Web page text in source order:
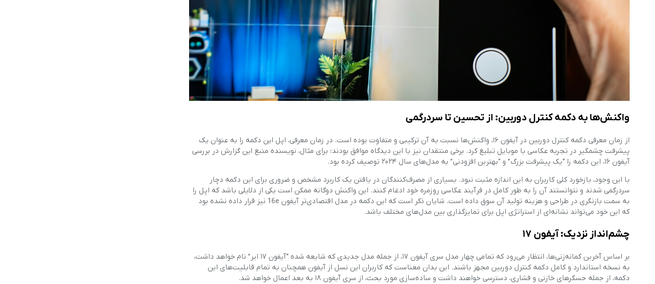
واکنش‌ها به دکمه کنترل دوربین: از تحسین تا سردرگمی
از زمان معرفی دکمه کنترل دوربین در آیفون ۱۶، واکنش‌ها نسبت به آن ترکیبی و متفاوت بوده است. در زمان معرفی، اپل این دکمه را به عنوان یک
پیشرفت چشمگیر در تجربه عکاسی با موبایل تبلیغ کرد. برخی منتقدان نیز با این دیدگاه موافق بودند؛ برای مثال، نویسنده منبع این گزارش در بررسی
آیفون ۱۶، این دکمه را “یک پیشرفت بزرگ” و “بهترین افزودنی” به مدل‌های سال ۲۰۲۴ توصیف کرده بود.
با این وجود، بازخورد کلی کاربران به این اندازه مثبت نبود. بسیاری از مصرف‌کنندگان در یافتن یک کاربرد مشخص و ضروری برای این دکمه دچار
سردرگمی شدند و نتوانستند آن را به طور کامل در فرآیند عکاسی روزمره خود ادغام کنند. این واکنش دوگانه ممکن است یکی از دلایلی باشد که اپل را
به سمت بازنگری در طراحی و هزینه تولید آن سوق داده است. شایان ذکر است که این دکمه در مدل اقتصادی‌تر آیفون 16e نیز قرار داده نشده بود
که این خود می‌تواند نشانه‌ای از استراتژی اپل برای تمایزگذاری بین مدل‌های مختلف باشد.
چشم‌انداز نزدیک: آیفون ۱۷
بر اساس آخرین گمانه‌زنی‌ها، انتظار می‌رود که تمامی چهار مدل سری آیفون ۱۷، از جمله مدل جدیدی که شایعه شده “آیفون ۱۷ ایر” نام خواهد داشت،
به نسخه استاندارد و کامل دکمه کنترل دوربین مجهز باشند. این بدان معناست که کاربران این نسل از آیفون همچنان به تمام قابلیت‌های این
دکمه، از جمله حسگرهای خازنی و فشاری، دسترسی خواهند داشت و ساده‌سازی مورد بحث، از سری آیفون ۱۸ به بعد اعمال خواهد شد.